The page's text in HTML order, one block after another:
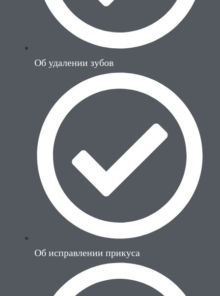
Об удалении зубов
Об исправлении прикуса